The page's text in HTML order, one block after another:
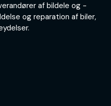
af bildele og -
og reparation af biler,